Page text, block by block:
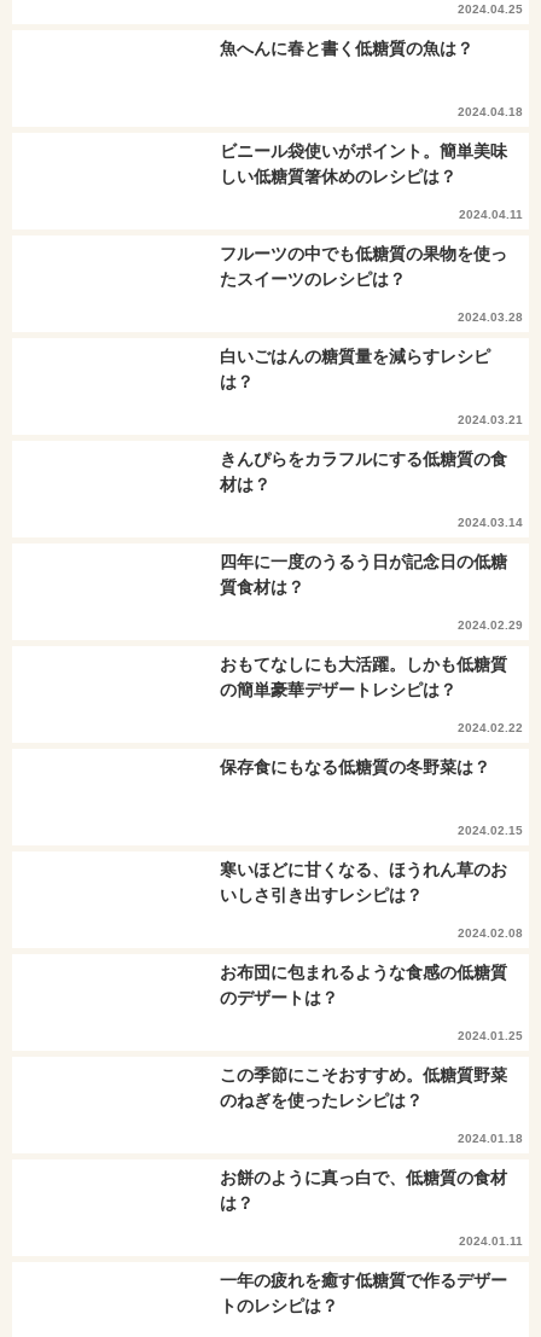
2024.04.25
魚へんに春と書く低糖質の魚は？
2024.04.18
ビニール袋使いがポイント。簡単美味
しい低糖質箸休めのレシピは？
2024.04.11
フルーツの中でも低糖質の果物を使っ
たスイーツのレシピは？
2024.03.28
白いごはんの糖質量を減らすレシピ
は？
2024.03.21
きんぴらをカラフルにする低糖質の食
材は？
2024.03.14
四年に一度のうるう日が記念日の低糖
質食材は？
2024.02.29
おもてなしにも大活躍。しかも低糖質
の簡単豪華デザートレシピは？
2024.02.22
保存食にもなる低糖質の冬野菜は？
2024.02.15
寒いほどに甘くなる、ほうれん草のお
いしさ引き出すレシピは？
2024.02.08
お布団に包まれるような食感の低糖質
のデザートは？
2024.01.25
この季節にこそおすすめ。低糖質野菜
のねぎを使ったレシピは？
2024.01.18
お餅のように真っ白で、低糖質の食材
は？
2024.01.11
一年の疲れを癒す低糖質で作るデザー
トのレシピは？